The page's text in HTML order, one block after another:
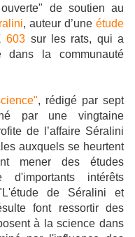
de soutien au
, auteur d’uneétude
603 sur les rats, qui a
dans la communauté
, rédigé par sept
par une vingtaine
de l’affaire Séralini
auxquels se heurtent
mener des études
intérêts
de Séralini et
font ressortir des
à la science dans